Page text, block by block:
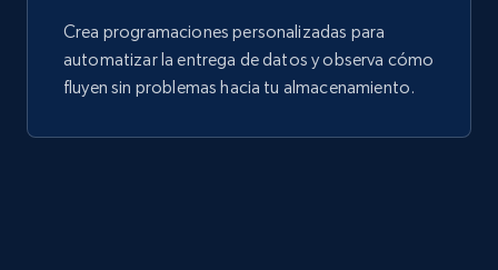
Crea programaciones personalizadas para
automatizar la entrega de datos y observa cómo
fluyen sin problemas hacia tu almacenamiento.